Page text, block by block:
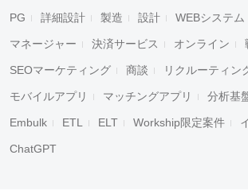
PG 詳細設計 製造 設計 WEBシステム
マネージャー 決済サービス オンライン
SEOマーケティング 商談 リクルーティン
モバイルアプリ マッチングアプリ 分析基
Embulk ETL ELT Workship限定案件
ChatGPT